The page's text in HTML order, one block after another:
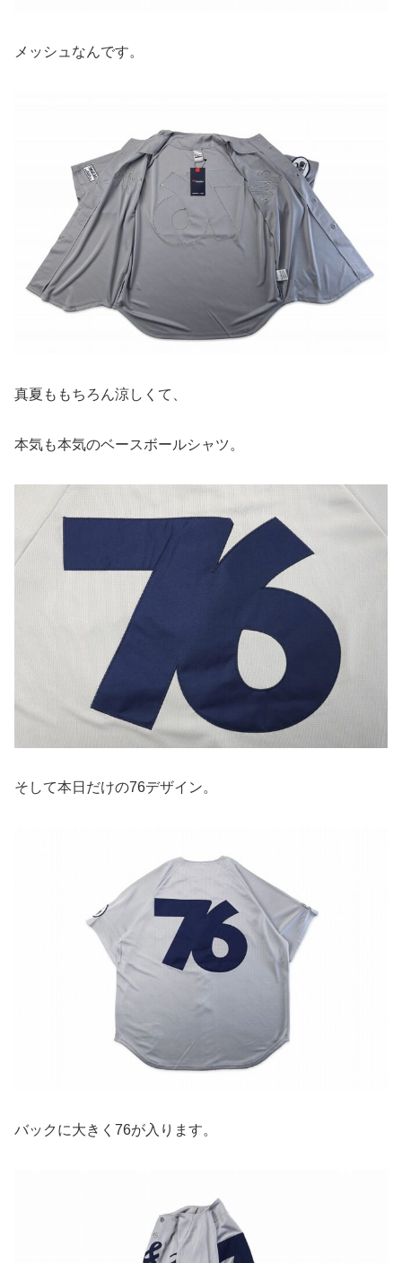
メッシュなんです。
真夏ももちろん涼しくて、
本気も本気のベースボールシャツ。
そして本日だけの76デザイン。
バックに大きく76が入ります。